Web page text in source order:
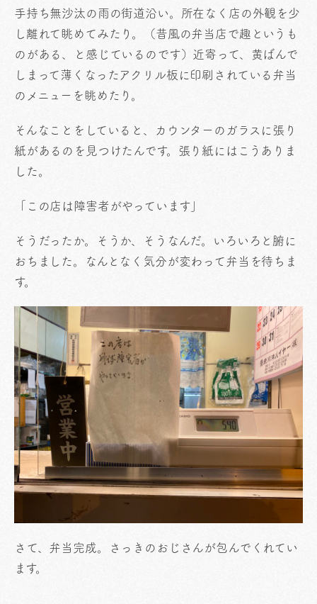
手持ち無沙汰の雨の街道沿い。所在なく店の外観を少
し離れて眺めてみたり。（昔風の弁当店で趣というも
のがある、と感じているのです）近寄って、黄ばんで
しまって薄くなったアクリル板に印刷されている弁当
のメニューを眺めたり。
そんなことをしていると、カウンターのガラスに張り
紙があるのを見つけたんです。張り紙にはこうありま
した。
「この店は障害者がやっています」
そうだったか。そうか、そうなんだ。いろいろと腑に
おちました。なんとなく気分が変わって弁当を待ちま
す。
さて、弁当完成。さっきのおじさんが包んでくれてい
ます。